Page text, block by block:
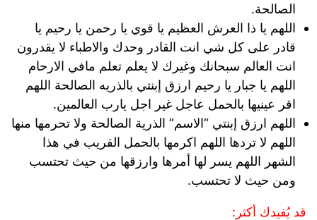
الصالحة.
اللهم يا ذا العرش العظيم يا قوي يا رحمن يا رحيم يا
قادر على كل شي انت القادر وحدك والاطباء لا يقدرون
انت العالم سبحانك وغيرك لا يعلم تعلم مافي الارحام
اللهم يا جبار يا رحيم ارزق إبنتي بالذريه الصالحة اللهم
اقر عينيها بالحمل عاجل غير اجل يارب العالمين.
اللهم ارزق إبنتي “الاسم” الذرية الصالحة ولا تحرمها منها
اللهم لا تردها اللهم اكرمها بالحمل القريب في هذا
الشهر اللهم يسر لها أمرها وارزقها من حيث تحتسب
ومن حيث لا تحتسب.
قد يُفيدك أكثر: